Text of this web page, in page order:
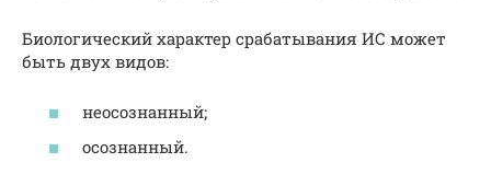
Биологический характер срабатывания ИС может
быть двух видов:
неосознанный;
осознанный.